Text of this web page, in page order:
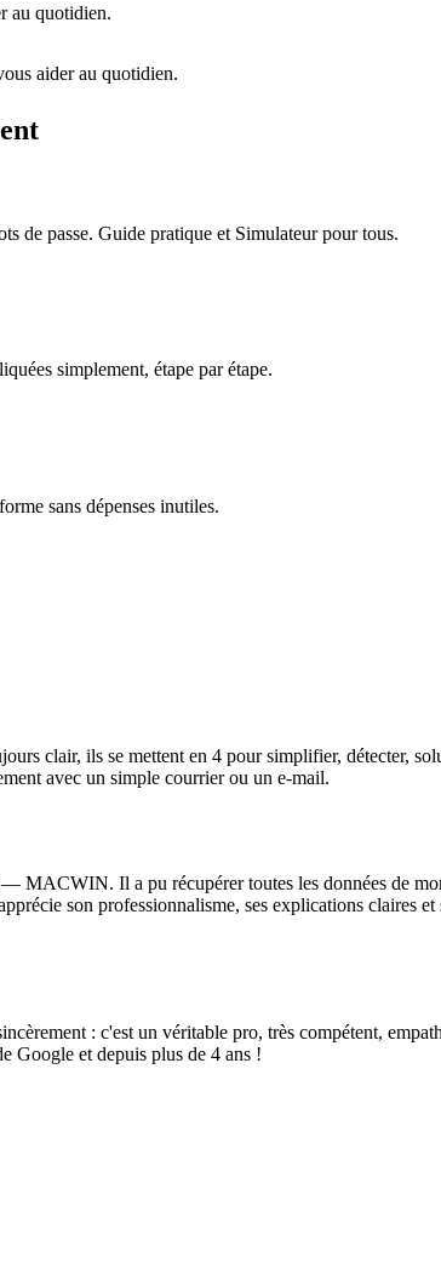
au quotidien.
aider au quotidien.
de passe. Guide pratique et Simulateur pour tous.
simplement, étape par étape.
sans dépenses inutiles.
clair, ils se mettent en 4 pour simplifier, détecter,
avec un simple courrier ou un e-mail.
Il a pu récupérer toutes les données de
son professionnalisme, ses explications claires
: c'est un véritable pro, très compétent,
Google et depuis plus de 4 ans !